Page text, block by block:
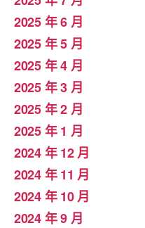
2025 年 6 月
2025 年 5 月
2025 年 4 月
2025 年 3 月
2025 年 2 月
2025 年 1 月
2024 年 12 月
2024 年 11 月
2024 年 10 月
2024 年 9 月